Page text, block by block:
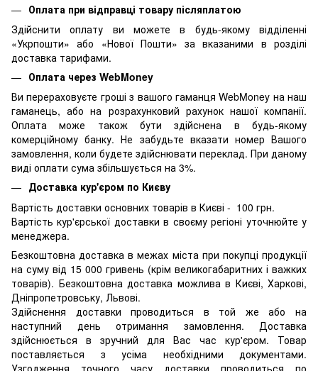
Оплата при відправці товару післяплатою
Здійснити оплату ви можете в будь-якому відділенні
«Укрпошти» або «Нової Пошти» за вказаними в розділі
доставка тарифами.
Оплата через WebMoney
Ви перераховуєте гроші з вашого гаманця WebMoney на наш
гаманець, або на розрахунковий рахунок нашої компанії.
Оплата може також бути здійснена в будь-якому
комерційному банку. Не забудьте вказати номер Вашого
замовлення, коли будете здійснювати переклад. При даному
виді оплати сума збільшується на 3%.
Доставка кур'єром по Києву
Вартість доставки основних товарів в Києві - 100 грн.
Вартість кур'єрської доставки в своєму регіоні уточнюйте у
менеджера.
Безкоштовна доставка в межах міста при покупці продукції
на суму від 15 000 гривень (крім великогабаритних і важких
товарів). Безкоштовна доставка можлива в Києві, Харкові,
Дніпропетровську, Львові.
Здійснення доставки проводиться в той же або на
наступний день отримання замовлення. Доставка
здійснюється в зручний для Вас час кур'єром. Товар
поставляється з усіма необхідними документами.
Узгодження точного часу доставки проводиться по